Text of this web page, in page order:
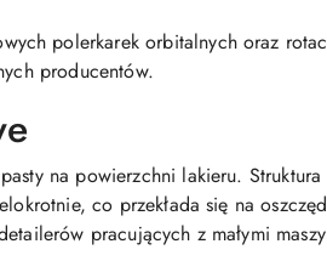
polerkarek orbitalnych oraz
producentów.
na powierzchni lakieru.
co przekłada się na
pracujących z małymi